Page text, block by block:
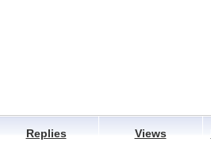
Replies Views